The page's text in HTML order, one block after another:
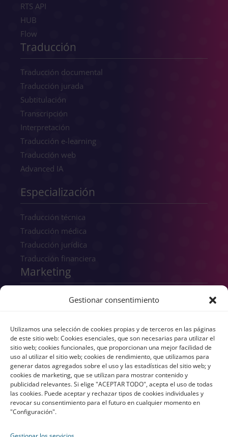
Gestionar consentimiento
Utilizamos una selección de cookies propias y de terceros en las páginas
de este sitio web: Cookies esenciales, que son necesarias para utilizar el
sitio web; cookies funcionales, que proporcionan una mejor facilidad de
uso al utilizar el sitio web; cookies de rendimiento, que utilizamos para
generar datos agregados sobre el uso y las estadísticas del sitio web; y
cookies de marketing, que se utilizan para mostrar contenido y
publicidad relevantes. Si elige "ACEPTAR TODO", acepta el uso de todas
las cookies. Puede aceptar y rechazar tipos de cookies individuales y
revocar su consentimiento para el futuro en cualquier momento en
"Configuración".
RTS API
HUB
Flow
Traducción
Traducción documental
Traducción jurada
Subtitulación
Transcripción
Interpretación
Traducción e-learning
Traducción web
Advanced IA
Especialización
Traducción técnica
Traducción médica
Traducción jurídica
Traducción financiera
Marketing
Consultoría digital
Copywriting
Transcreación
UX/UI
Branding